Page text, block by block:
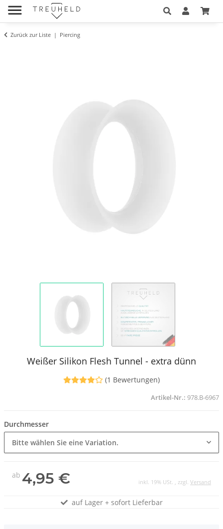
Zurück zur Liste Piercing
Weißer Silikon Flesh Tunnel - extra dünn
(1 Bewertungen)
Artikel-Nr.: 978.B-6967
Durchmesser
Bitte wählen Sie eine Variation.
ab 4,95 € inkl. 19% USt. , zzgl. Versand
auf Lager + sofort Lieferbar